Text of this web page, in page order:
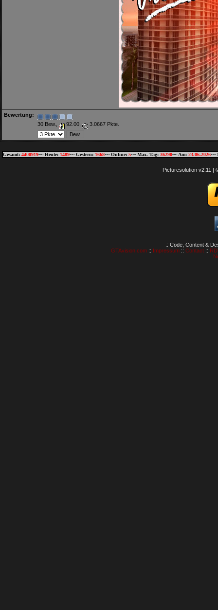
Bewertung:
30 Bew.,
92.00, 3.0667 Pkte.
Gesamt: 4400919~~ Heute: 1489~~ Gestern: 1668~~ Online: 5~~ Max. Tag: 36290~~ Am: 23.06.2026~~
Picturesolution v2.11 |
.: Code, Content &
GTAvision.com:: Impressum:: Contact::